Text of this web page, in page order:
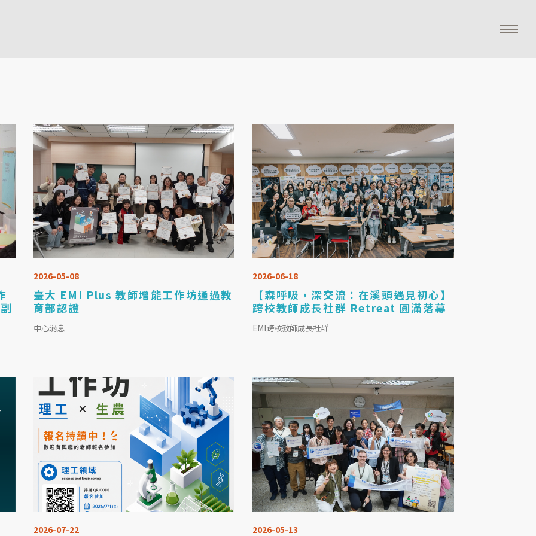
2026-05-08
臺大 EMI Plus 教師增能工作坊通過教
育部認證
中心消息
2026-06-18
【森呼吸，深交流：在溪頭遇見初心】
跨校教師成長社群 Retreat 圓滿落幕
EMI跨校教師成長社群
2026-07-22 2026-05-13